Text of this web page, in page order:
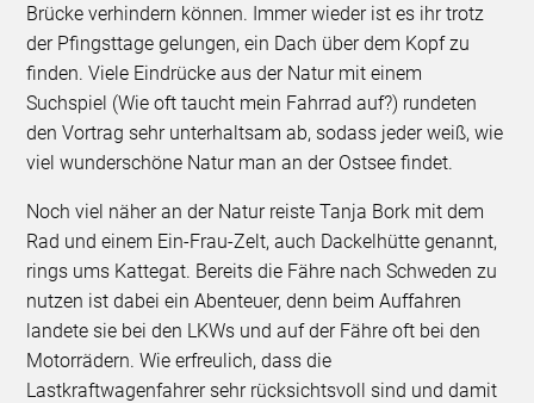
Brücke verhindern können. Immer wieder ist es ihr trotz
der Pfingsttage gelungen, ein Dach über dem Kopf zu
finden. Viele Eindrücke aus der Natur mit einem
Suchspiel (Wie oft taucht mein Fahrrad auf?) rundeten
den Vortrag sehr unterhaltsam ab, sodass jeder weiß, wie
viel wunderschöne Natur man an der Ostsee findet.
Noch viel näher an der Natur reiste Tanja Bork mit dem
Rad und einem Ein-Frau-Zelt, auch Dackelhütte genannt,
rings ums Kattegat. Bereits die Fähre nach Schweden zu
nutzen ist dabei ein Abenteuer, denn beim Auffahren
landete sie bei den LKWs und auf der Fähre oft bei den
Motorrädern. Wie erfreulich, dass die
Lastkraftwagenfahrer sehr rücksichtsvoll sind und damit